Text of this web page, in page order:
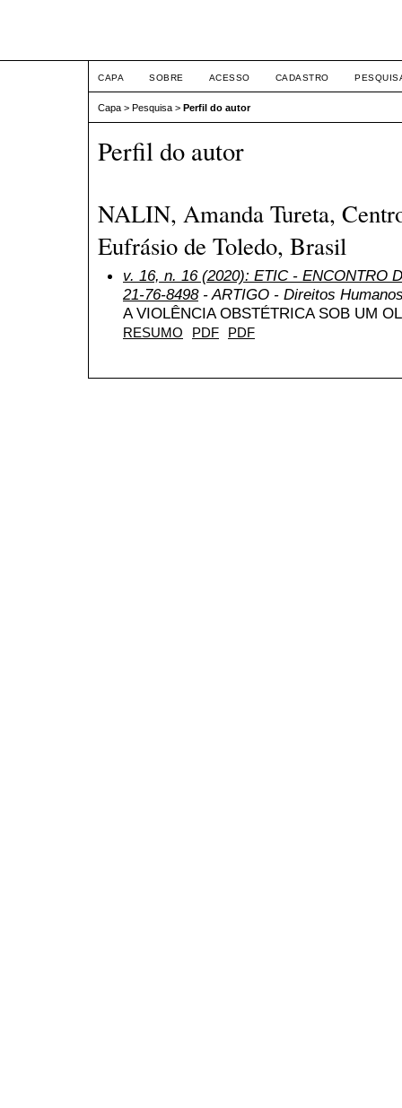
CAPA SOBRE ACESSO CADASTRO
Capa > Pesquisa > Perfil do autor
Perfil do autor
NALIN, Amanda Tureta,
Eufrásio de Toledo, Brasil
v. 16, n. 16 (2020): ETIC - ENCONTRO
21-76-8498- ARTIGO - Direitos
A VIOLÊNCIA OBSTÉTRICA SOB UM
RESUMO PDF PDF